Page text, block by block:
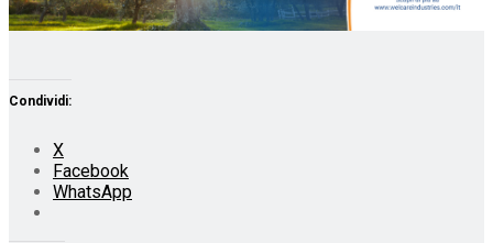
Condividi:
X
Facebook
WhatsApp